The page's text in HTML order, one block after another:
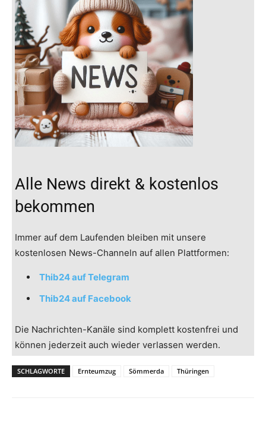
Alle News direkt & kostenlos
bekommen
Immer auf dem Laufenden bleiben mit unsere
kostenlosen News-Channeln auf allen Plattformen:
Thib24 auf Telegram
Thib24 auf Facebook
Die Nachrichten-Kanäle sind komplett kostenfrei und
können jederzeit auch wieder verlassen werden.
SCHLAGWORTE Ernteumzug Sömmerda Thüringen